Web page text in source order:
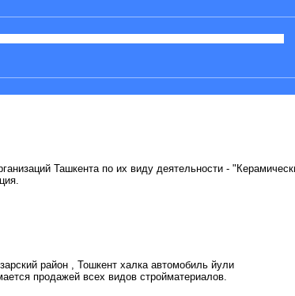
Ташкента по их виду деятельности -
район , Тошкент халка автомобиль йули
продажей всех видов стройматериалов.